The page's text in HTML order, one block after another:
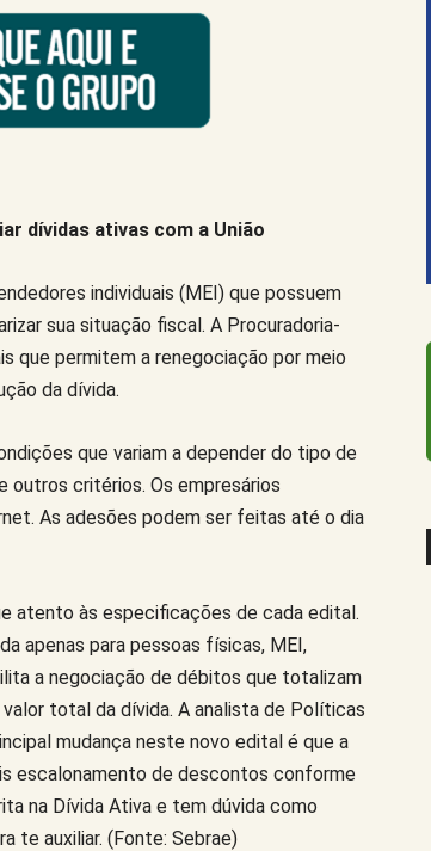
dívidas ativas com a União
individuais (MEI) que possuem
sua situação fiscal. A Procuradoria-
que permitem a renegociação por meio
da dívida.
que variam a depender do tipo de
outros critérios. Os empresários
As adesões podem ser feitas até o dia
atento às especificações de cada edital.
apenas para pessoas físicas, MEI,
a negociação de débitos que totalizam
total da dívida. A analista de Políticas
mudança neste novo edital é que a
escalonamento de descontos conforme
na Dívida Ativa e tem dúvida como
te auxiliar. (Fonte: Sebrae)